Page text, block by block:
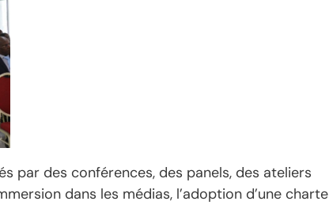
par des conférences, des panels, des ateliers
dans les médias, l’adoption d’une charte